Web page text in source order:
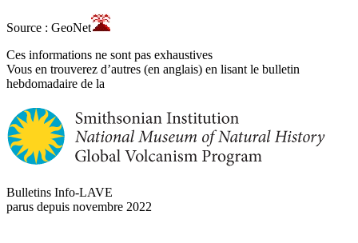
Source : GeoNet
Ces informations ne sont pas exhaustives
Vous en trouverez d’autres (en anglais) en lisant le bulletin
hebdomadaire de la
Bulletins Info-LAVE
parus depuis novembre 2022